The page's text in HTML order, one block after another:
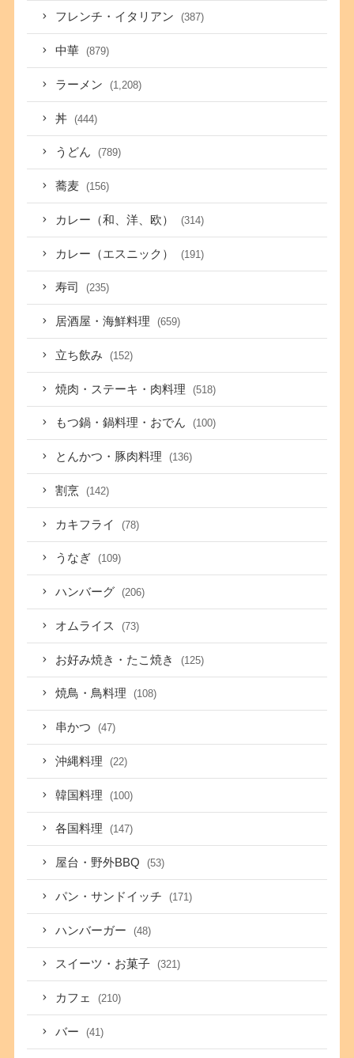
フレンチ・イタリアン (387)
中華 (879)
ラーメン (1,208)
丼 (444)
うどん (789)
蕎麦 (156)
カレー（和、洋、欧） (314)
カレー（エスニック） (191)
寿司 (235)
居酒屋・海鮮料理 (659)
立ち飲み (152)
焼肉・ステーキ・肉料理 (518)
もつ鍋・鍋料理・おでん (100)
とんかつ・豚肉料理 (136)
割烹 (142)
カキフライ (78)
うなぎ (109)
ハンバーグ (206)
オムライス (73)
お好み焼き・たこ焼き (125)
焼鳥・鳥料理 (108)
串かつ (47)
沖縄料理 (22)
韓国料理 (100)
各国料理 (147)
屋台・野外BBQ (53)
パン・サンドイッチ (171)
ハンバーガー (48)
スイーツ・お菓子 (321)
カフェ (210)
バー (41)